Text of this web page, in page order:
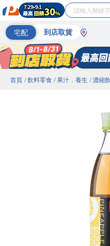
宅配 到店取貨
首頁 / 飲料零食 / 果汁．養生 / 濃縮